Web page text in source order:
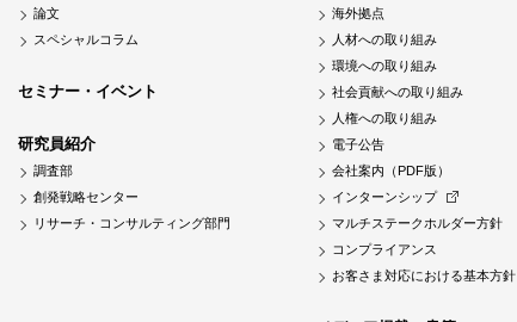
論文
スペシャルコラム
セミナー・イベント
研究員紹介
調査部
創発戦略センター
リサーチ・コンサルティング部門
海外拠点
人材への取り組み
環境への取り組み
社会貢献への取り組み
人権への取り組み
電子公告
会社案内（PDF版）
インターンシップ
マルチステークホルダー方針
コンプライアンス
お客さま対応における基本方針